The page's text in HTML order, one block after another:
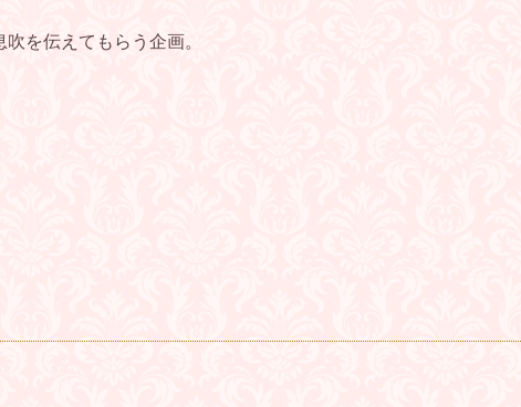
を伝えてもらう企画。